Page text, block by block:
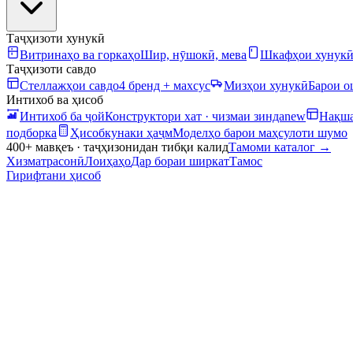
Таҷҳизоти хунукӣ
Витринаҳо ва горкаҳоШир, нӯшокӣ, мева Шкафҳои хунукӣ
Таҷҳизоти савдо
Стеллажҳои савдо4 бренд + махсус Мизҳои хунукӣБарои
Интихоб ва ҳисоб
Интихоб ба ҷойКонструктори хат · чизмаи зиндаnew
подборка
Ҳисобкунаки ҳаҷмМоделҳо барои маҳсулоти шумо
400+ мавқеъ · таҷҳизонидан тибқи калидТамоми каталог →
ХизматрасонӣЛоиҳаҳоДар бораи ширкатТамос
Гирифтани ҳисоб